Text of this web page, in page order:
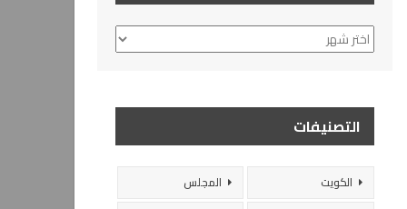
الأرشيف
التصنيفات
الكويت
المجلس